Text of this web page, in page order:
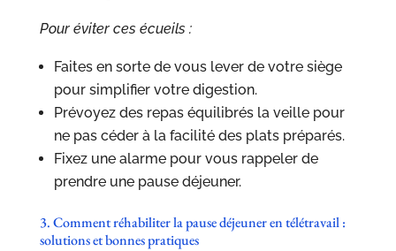
Pour éviter ces écueils :
Faites en sorte de vous lever de votre siège
pour simplifier votre digestion.
Prévoyez des repas équilibrés la veille pour
ne pas céder à la facilité des plats préparés.
Fixez une alarme pour vous rappeler de
prendre une pause déjeuner.
3. Comment réhabiliter la pause déjeuner en télétravail :
solutions et bonnes pratiques